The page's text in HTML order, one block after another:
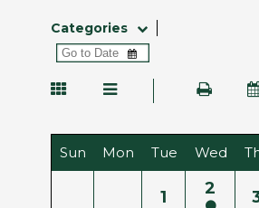
Categories
Sun Mon Tue Wed
1 2